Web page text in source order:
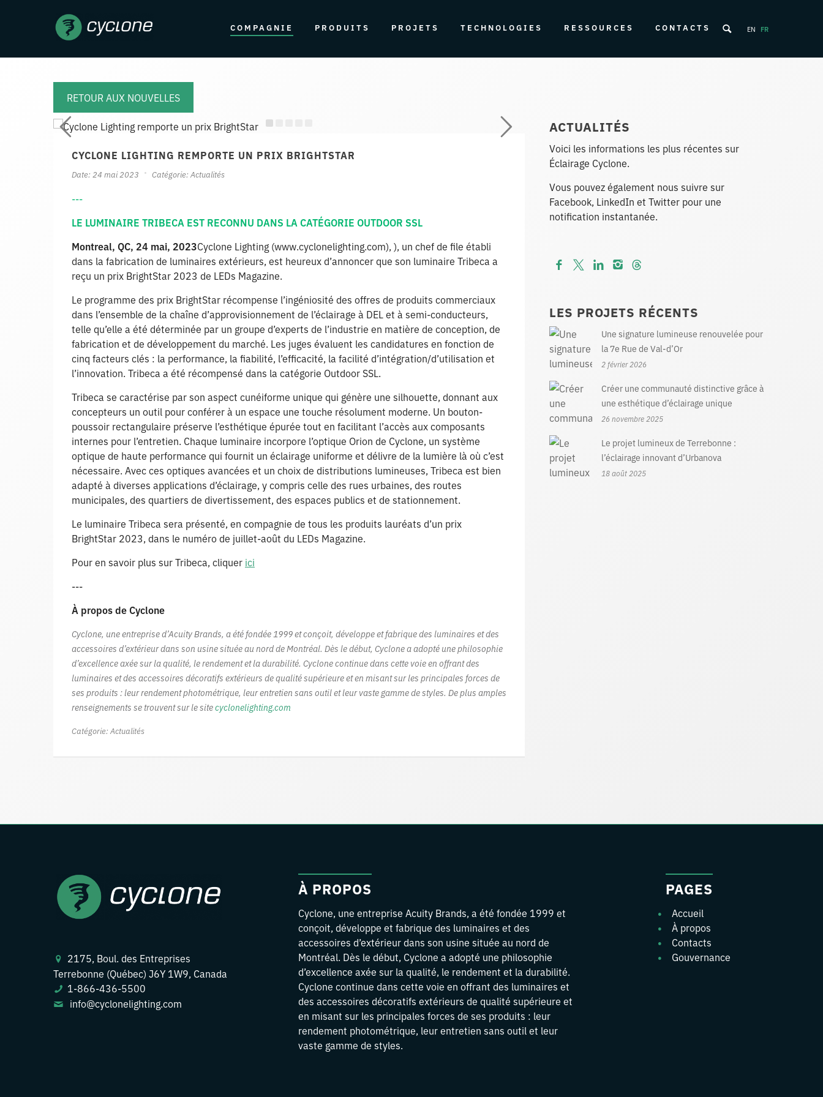
COMPAGNIE PRODUITS PROJETS TECHNOLOGIES RESSOURCES CONTACTS EN FR
RETOUR AUX NOUVELLES
CYCLONE LIGHTING REMPORTE UN PRIX BRIGHTSTAR
Date: 24 mai 2023 Catégorie: Actualités
---
LE LUMINAIRE TRIBECA EST RECONNU DANS LA CATÉGORIE OUTDOOR SSL
Montreal, QC, 24 mai, 2023Cyclone Lighting (www.cyclonelighting.com), ), un chef de file établi
dans la fabrication de luminaires extérieurs, est heureux d’annoncer que son luminaire Tribeca a
reçu un prix BrightStar 2023 de LEDs Magazine.
Le programme des prix BrightStar récompense l’ingéniosité des offres de produits commerciaux
dans l’ensemble de la chaîne d’approvisionnement de l’éclairage à DEL et à semi-conducteurs,
telle qu’elle a été déterminée par un groupe d’experts de l’industrie en matière de conception, de
fabrication et de développement du marché. Les juges évaluent les candidatures en fonction de
cinq facteurs clés : la performance, la fiabilité, l’efficacité, la facilité d’intégration/d’utilisation et
l’innovation. Tribeca a été récompensé dans la catégorie Outdoor SSL.
Tribeca se caractérise par son aspect cunéiforme unique qui génère une silhouette, donnant aux
concepteurs un outil pour conférer à un espace une touche résolument moderne. Un bouton-
poussoir rectangulaire préserve l’esthétique épurée tout en facilitant l’accès aux composants
internes pour l’entretien. Chaque luminaire incorpore l’optique Orion de Cyclone, un système
optique de haute performance qui fournit un éclairage uniforme et délivre de la lumière là où c’est
nécessaire. Avec ces optiques avancées et un choix de distributions lumineuses, Tribeca est bien
adapté à diverses applications d’éclairage, y compris celle des rues urbaines, des routes
municipales, des quartiers de divertissement, des espaces publics et de stationnement.
Le luminaire Tribeca sera présenté, en compagnie de tous les produits lauréats d’un prix
BrightStar 2023, dans le numéro de juillet-août du LEDs Magazine.
Pour en savoir plus sur Tribeca, cliquer ici
---
À propos de Cyclone
Cyclone, une entreprise d’Acuity Brands, a été fondée 1999 et conçoit, développe et fabrique des luminaires et des
accessoires d’extérieur dans son usine située au nord de Montréal. Dès le début, Cyclone a adopté une philosophie
d’excellence axée sur la qualité, le rendement et la durabilité. Cyclone continue dans cette voie en offrant des
luminaires et des accessoires décoratifs extérieurs de qualité supérieure et en misant sur les principales forces de
ses produits : leur rendement photométrique, leur entretien sans outil et leur vaste gamme de styles. De plus amples
renseignements se trouvent sur le sitecyclonelighting.com
Catégorie: Actualités
ACTUALITÉS
Voici les informations les plus récentes sur
Éclairage Cyclone.
Vous pouvez également nous suivre sur
Facebook, LinkedIn et Twitter pour une
notification instantanée.
LES PROJETS RÉCENTS
Une signature lumineuse renouvelée pour
la 7e Rue de Val-d’Or
2 février 2026
Créer une communauté distinctive grâce à
une esthétique d’éclairage unique
26 novembre 2025
Le projet lumineux de Terrebonne :
l’éclairage innovant d’Urbanova
18 août 2025
2175, Boul. des Entreprises
Terrebonne (Québec) J6Y 1W9, Canada
1-866-436-5500
info@cyclonelighting.com
À PROPOS
Cyclone, une entreprise Acuity Brands, a été fondée 1999 et
conçoit, développe et fabrique des luminaires et des
accessoires d’extérieur dans son usine située au nord de
Montréal. Dès le début, Cyclone a adopté une philosophie
d’excellence axée sur la qualité, le rendement et la durabilité.
Cyclone continue dans cette voie en offrant des luminaires et
des accessoires décoratifs extérieurs de qualité supérieure et
en misant sur les principales forces de ses produits : leur
rendement photométrique, leur entretien sans outil et leur
vaste gamme de styles.
PAGES
Accueil
À propos
Contacts
Gouvernance